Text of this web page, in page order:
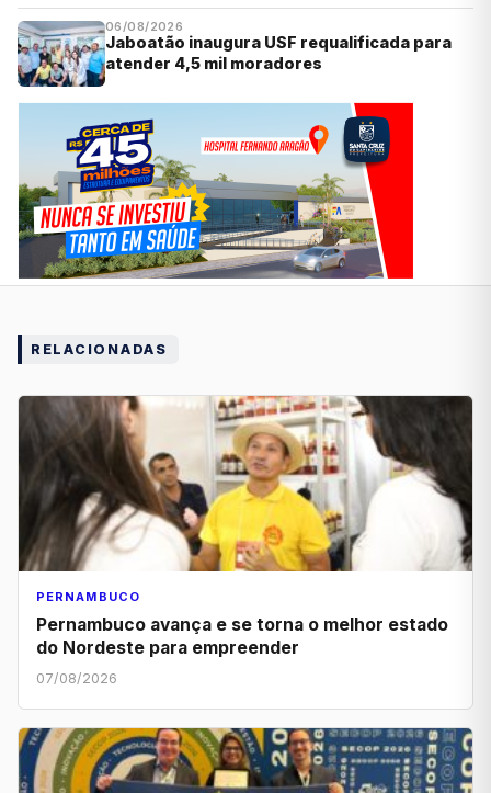
06/08/2026
Jaboatão inaugura USF requalificada para
atender 4,5 mil moradores
RELACIONADAS
PERNAMBUCO
Pernambuco avança e se torna o melhor estado
do Nordeste para empreender
07/08/2026